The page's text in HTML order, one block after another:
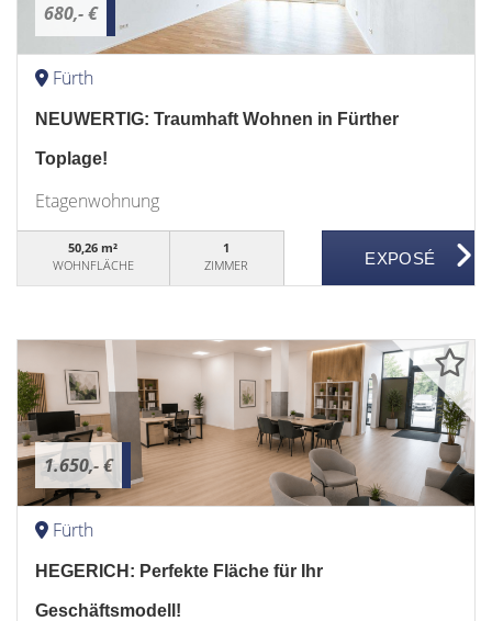
680,- €
Fürth
NEUWERTIG: Traumhaft Wohnen in Fürther
Toplage!
Etagenwohnung
50,26 m²
WOHNFLÄCHE
1
ZIMMER
1.650,- €
Fürth
HEGERICH: Perfekte Fläche für Ihr
Geschäftsmodell!